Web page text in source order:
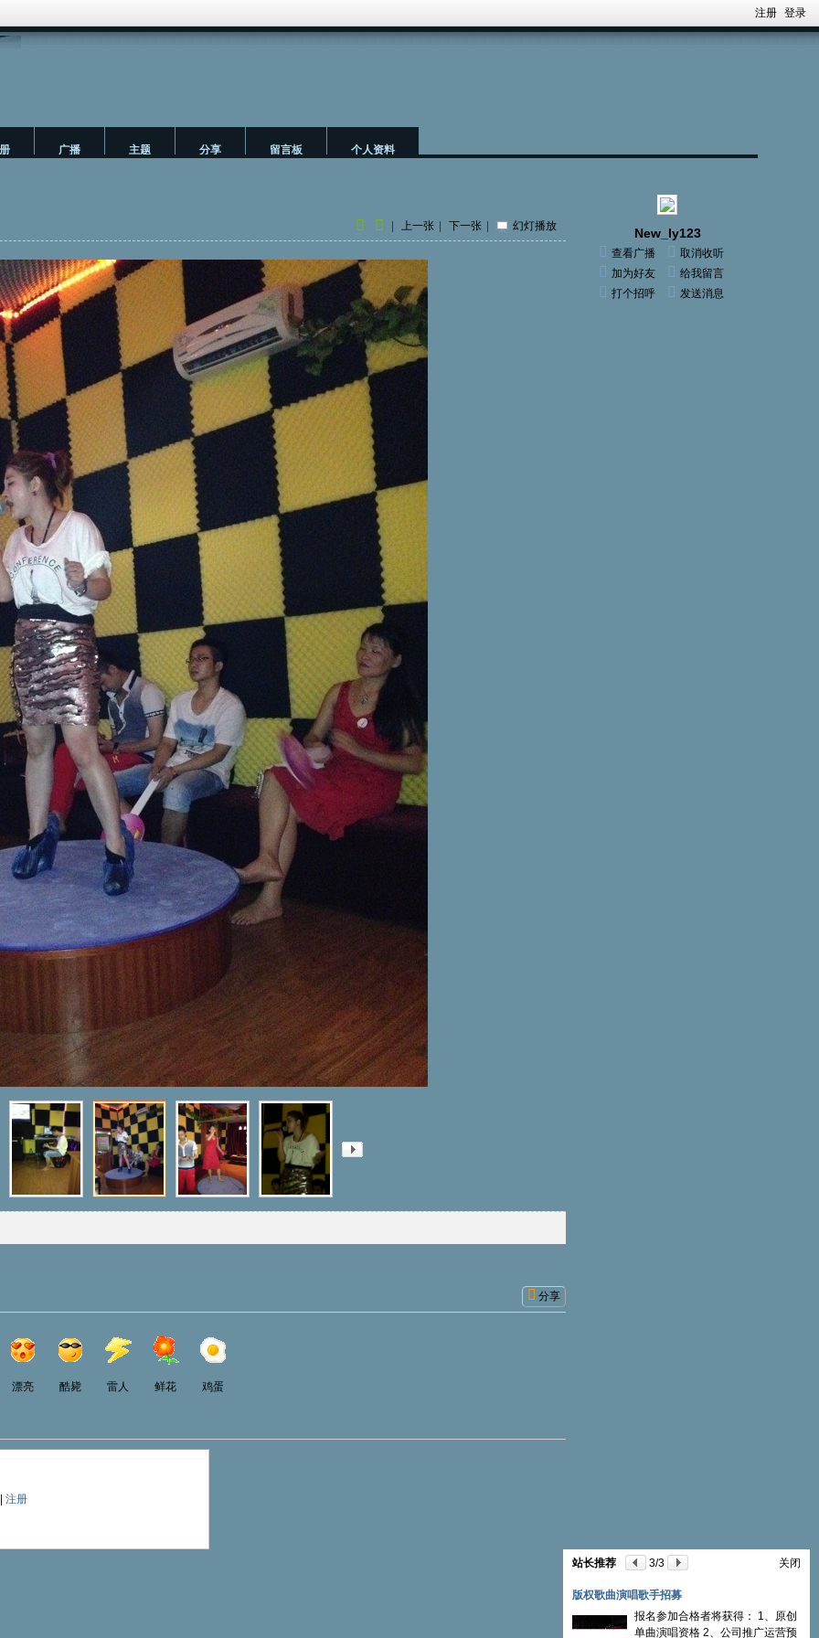
注册 登录
广播 主题 分享 留言板 个人资料
| 上一张 | 下一张 | 幻灯播放
分享
漂亮 酷毙 雷人 鲜花 鸡蛋
注册
New_ly123
查看广播
取消收听
加为好友
给我留言
打个招呼
发送消息
关闭
站长推荐 3/3
版权歌曲演唱歌手招募
报名参加合格者将获得： 1、原创
单曲演唱资格 2、公司推广运营预